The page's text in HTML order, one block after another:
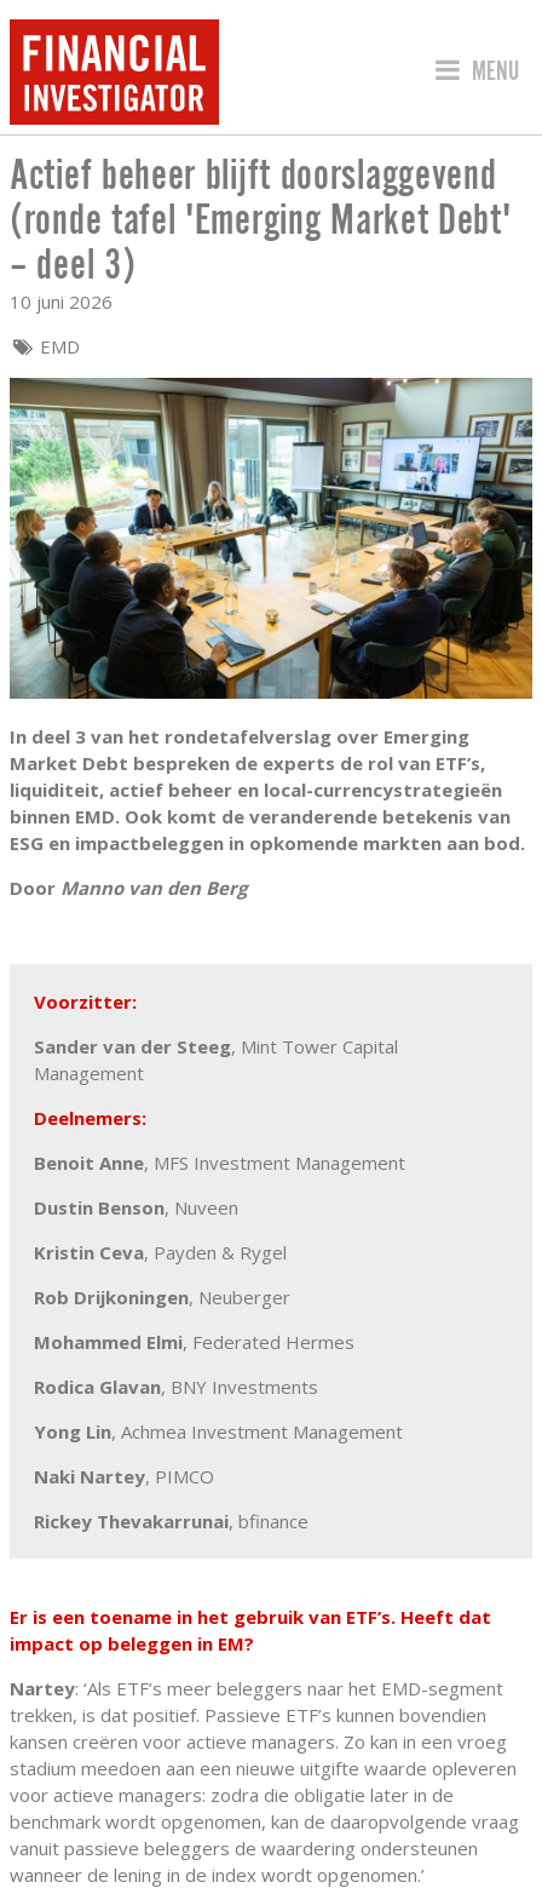
SPRING
MENU
ACTIEF BEHEER BLIJFT
Actief beheer blijft doorslaggevend
(ronde tafel 'Emerging Market Debt'
– deel 3)
10 juni 2026
EMD
In deel 3 van het rondetafelverslag over Emerging
Market Debt bespreken de experts de rol van ETF’s,
liquiditeit, actief beheer en local-currencystrategieën
binnen EMD. Ook komt de veranderende betekenis van
ESG en impactbeleggen in opkomende markten aan bod.
Door Manno van den Berg
Voorzitter:
Sander van der Steeg, Mint Tower Capital
Management
Deelnemers:
Benoit Anne, MFS Investment Management
Dustin Benson, Nuveen
Kristin Ceva, Payden & Rygel
Rob Drijkoningen, Neuberger
Mohammed Elmi, Federated Hermes
Rodica Glavan, BNY Investments
Yong Lin, Achmea Investment Management
Naki Nartey, PIMCO
Rickey Thevakarrunai, bfinance
Er is een toename in het gebruik van ETF’s. Heeft dat
impact op beleggen in EM?
Nartey: ‘Als ETF’s meer beleggers naar het EMD-segment
trekken, is dat positief. Passieve ETF’s kunnen bovendien
kansen creëren voor actieve managers. Zo kan in een vroeg
stadium meedoen aan een nieuwe uitgifte waarde opleveren
voor actieve managers: zodra die obligatie later in de
benchmark wordt opgenomen, kan de daaropvolgende vraag
vanuit passieve beleggers de waardering ondersteunen
wanneer de lening in de index wordt opgenomen.’